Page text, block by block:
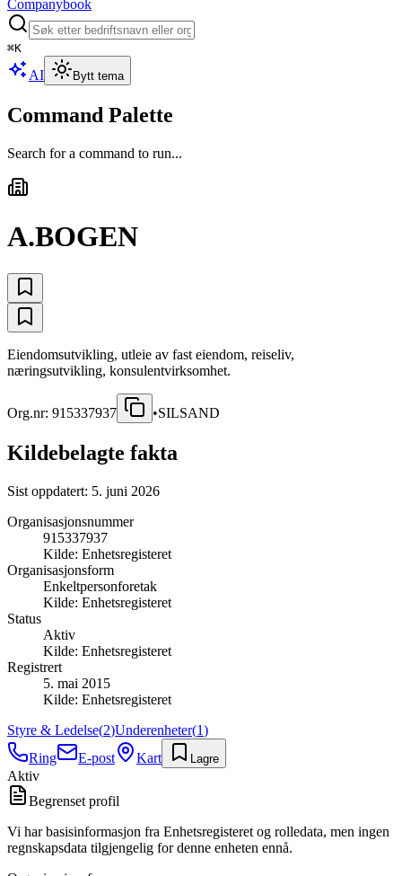
Companybook
⌘K
AI Bytt tema
Command Palette
Search for a command to run...
A.BOGEN
Eiendomsutvikling, utleie av fast eiendom, reiseliv,
næringsutvikling, konsulentvirksomhet.
Org.nr: 915337937 •SILSAND
Kildebelagte fakta
Sist oppdatert: 5. juni 2026
Organisasjonsnummer
915337937
Kilde: Enhetsregisteret
Organisasjonsform
Enkeltpersonforetak
Kilde: Enhetsregisteret
Status
Aktiv
Kilde: Enhetsregisteret
Registrert
5. mai 2015
Kilde: Enhetsregisteret
Styre & Ledelse(2)Underenheter(1)
Ring
E-post Kart Lagre
Aktiv
Begrenset profil
Vi har basisinformasjon fra Enhetsregisteret og rolledata, men ingen
regnskapsdata tilgjengelig for denne enheten ennå.